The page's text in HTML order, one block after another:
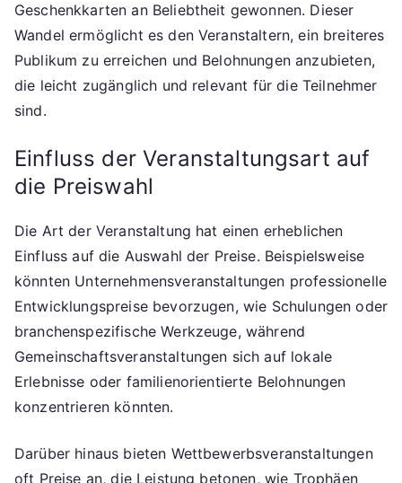
Geschenkkarten an Beliebtheit gewonnen. Dieser
Wandel ermöglicht es den Veranstaltern, ein breiteres
Publikum zu erreichen und Belohnungen anzubieten,
die leicht zugänglich und relevant für die Teilnehmer
sind.
Einfluss der Veranstaltungsart auf
die Preiswahl
Die Art der Veranstaltung hat einen erheblichen
Einfluss auf die Auswahl der Preise. Beispielsweise
könnten Unternehmensveranstaltungen professionelle
Entwicklungspreise bevorzugen, wie Schulungen oder
branchenspezifische Werkzeuge, während
Gemeinschaftsveranstaltungen sich auf lokale
Erlebnisse oder familienorientierte Belohnungen
konzentrieren könnten.
Darüber hinaus bieten Wettbewerbsveranstaltungen
oft Preise an, die Leistung betonen, wie Trophäen